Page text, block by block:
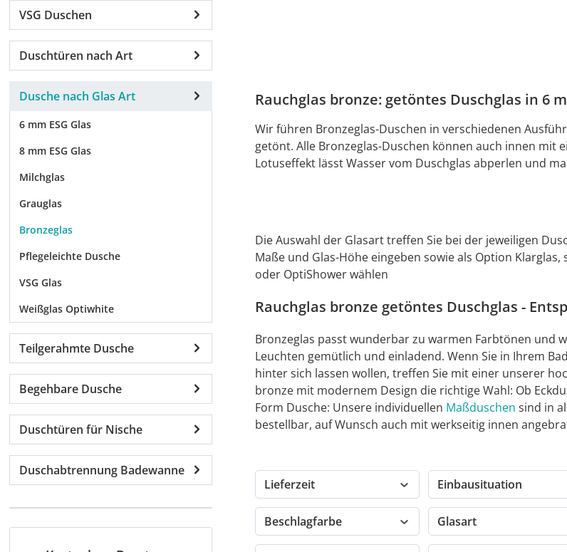
VSG Duschen
Duschtüren nach Art
Dusche nach Glas Art
6 mm ESG Glas
8 mm ESG Glas
Milchglas
Grauglas
Bronzeglas
Pflegeleichte Dusche
VSG Glas
Weißglas Optiwhite
Teilgerahmte Dusche
Begehbare Dusche
Duschtüren für Nische
Duschabtrennung Badewanne
Rauchglas bronze: getöntes Duschglas in 6
Wir führen Bronzeglas-Duschen in verschiedenen
getönt. Alle Bronzeglas-Duschen können auch innen mit
Lotuseffekt lässt Wasser vom Duschglas abperlen und
Die Auswahl der Glasart treffen Sie bei der jeweiligen
Maße und Glas-Höhe eingeben sowie als Option
oder OptiShower wählen
Rauchglas bronze getöntes Duschglas -
Bronzeglas passt wunderbar zu warmen Farbtönen und
Leuchten gemütlich und einladend. Wenn Sie in Ihrem
hinter sich lassen wollen, treffen Sie mit einer unserer
bronze mit modernem Design die richtige Wahl: Ob
Form Dusche: Unsere individuellen Maßduschen sind in
bestellbar, auf Wunsch auch mit werkseitig innen
Lieferzeit Einbausituation
Beschlagfarbe Glasart